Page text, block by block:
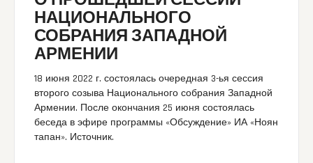
НАЦИОНАЛЬНОГО
СОБРАНИЯ ЗАПАДНОЙ
АРМЕНИИ
18 июня 2022 г. состоялась очередная 3-ья сессия
второго созыва Национального собрания Западной
Армении. После окончания 25 июня состоялась
беседа в эфире программы «Обсуждение» ИА «Ноян
тапан». Источник.